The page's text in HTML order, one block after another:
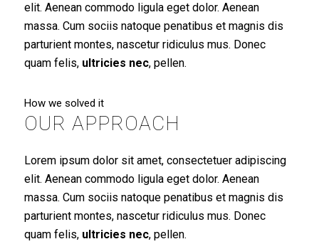
elit. Aenean commodo ligula eget dolor. Aenean
massa. Cum sociis natoque penatibus et magnis dis
parturient montes, nascetur ridiculus mus. Donec
quam felis, ultricies nec, pellen.
How we solved it
OUR APPROACH
Lorem ipsum dolor sit amet, consectetuer adipiscing
elit. Aenean commodo ligula eget dolor. Aenean
massa. Cum sociis natoque penatibus et magnis dis
parturient montes, nascetur ridiculus mus. Donec
quam felis, ultricies nec, pellen.